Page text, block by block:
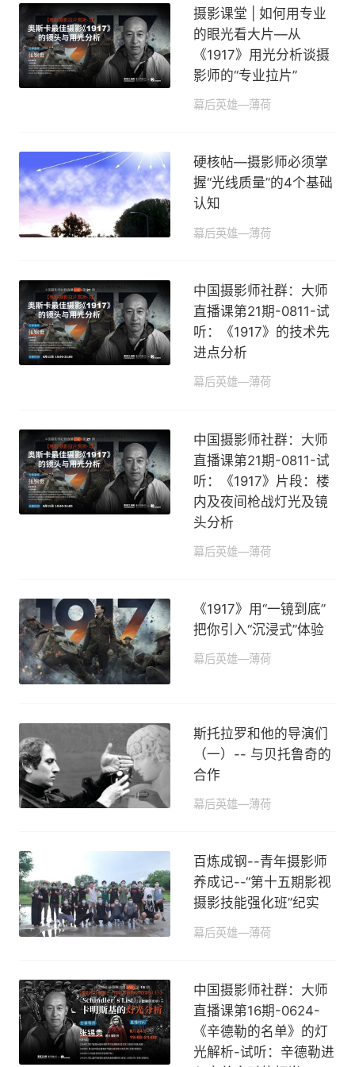
摄影课堂 | 如何用专业
的眼光看大片—从
《1917》用光分析谈摄
影师的“专业拉片”
幕后英雄—薄荷
硬核帖—摄影师必须掌
握“光线质量”的4个基础
认知
幕后英雄—薄荷
中国摄影师社群：大师
直播课第21期-0811-试
听：《1917》的技术先
进点分析
幕后英雄—薄荷
中国摄影师社群：大师
直播课第21期-0811-试
听：《1917》片段：楼
内及夜间枪战灯光及镜
头分析
幕后英雄—薄荷
《1917》用“一镜到底”
把你引入“沉浸式”体验
幕后英雄—薄荷
斯托拉罗和他的导演们
（一）-- 与贝托鲁奇的
合作
幕后英雄—薄荷
百炼成钢--青年摄影师
养成记--“第十五期影视
摄影技能强化班”纪实
幕后英雄—薄荷
中国摄影师社群：大师
直播课第16期-0624-
《辛德勒的名单》的灯
光解析-试听：辛德勒进